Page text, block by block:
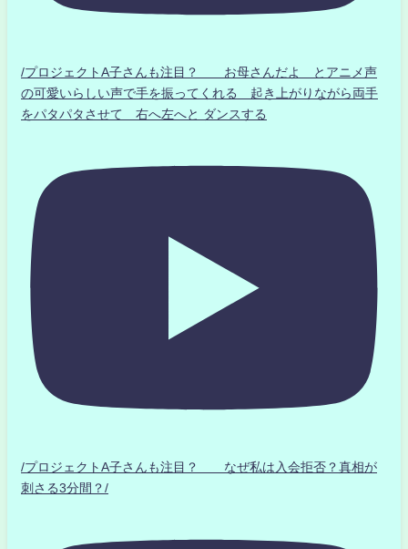
/プロジェクトA子さんも注目？ お母さんだよ とアニメ声
の可愛いらしい声で手を振ってくれる 起き上がりながら両手
をパタパタさせて 右へ左へと ダンスする
/プロジェクトA子さんも注目？ なぜ私は入会拒否？真相が
刺さる3分間？/